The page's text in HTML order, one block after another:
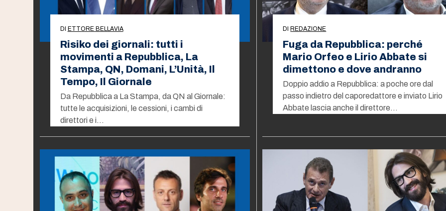
DI ETTORE BELLAVIA
Risiko dei giornali: tutti i
movimenti a Repubblica, La
Stampa, QN, Domani, L’Unità, Il
Tempo, Il Giornale
Da Repubblica a La Stampa, da QN al Giornale:
tutte le acquisizioni, le cessioni, i cambi di
direttori e i…
DI REDAZIONE
Fuga da Repubblica: perché
Mario Orfeo e Lirio Abbate si
dimettono e dove andranno
Doppio addio a Repubblica: a poche ore dal
passo indietro del caporedattore e inviato Lirio
Abbate lascia anche il direttore…